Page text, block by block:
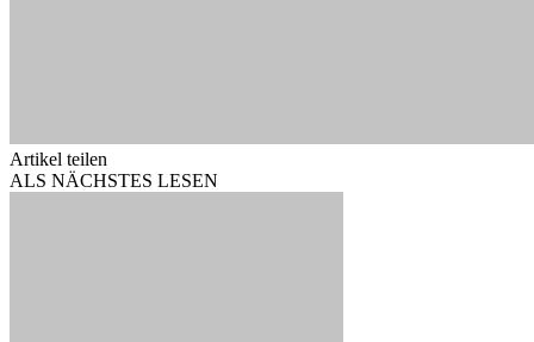
Artikel teilen
ALS NÄCHSTES LESEN